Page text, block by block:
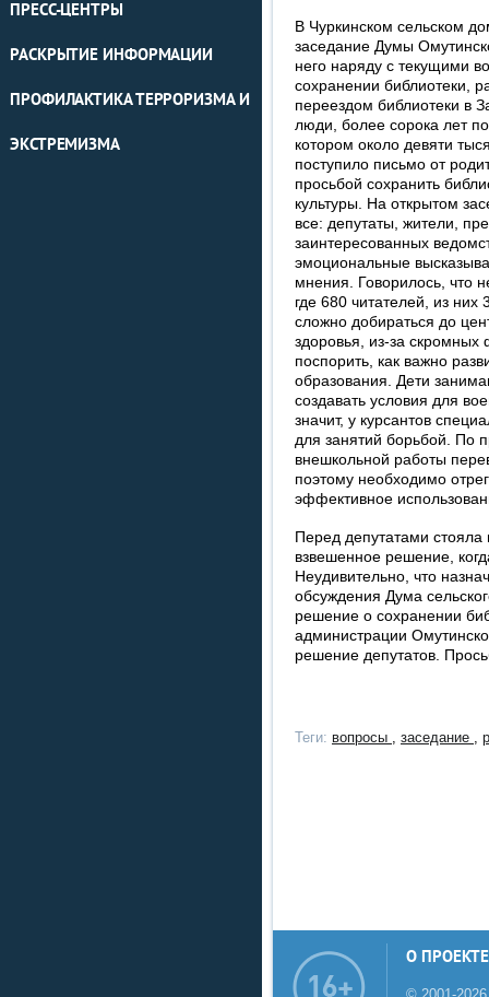
ПРЕСС-ЦЕНТРЫ
РАСКРЫТИЕ ИНФОРМАЦИИ
ПРОФИЛАКТИКА ТЕРРОРИЗМА И
ЭКСТРЕМИЗМА
В Чуркинском сельском
заседание Думы
него наряду с текущими
сохранении библиотеки,
переездом библиотеки в
люди, более сорока лет
котором около девяти
поступило письмо от
просьбой сохранить
культуры. На открытом
все: депутаты, жители,
заинтересованных
эмоциональные
мнения. Говорилось, что
где 680 читателей, из
сложно добираться до
здоровья, из-за
поспорить, как важно
образования. Дети
создавать условия для
значит, у курсантов
для занятий борьбой. По
внешкольной работы
поэтому необходимо
эффективное
Перед депутатами стояла
взвешенное решение,
Неудивительно, что
обсуждения Дума
решение о сохранении
администрации
решение депутатов.
Теги: вопросы , заседание ,
О ПРОЕКТЕ